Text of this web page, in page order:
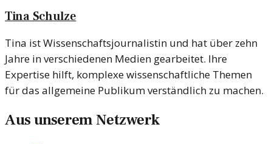
Tina Schulze
Tina ist Wissenschaftsjournalistin und hat über zehn
Jahre in verschiedenen Medien gearbeitet. Ihre
Expertise hilft, komplexe wissenschaftliche Themen
für das allgemeine Publikum verständlich zu machen.
Aus unserem Netzwerk